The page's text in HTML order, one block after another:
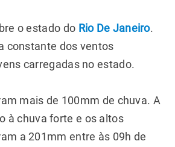
o estado do Rio De Janeiro.
constante dos ventos
carregadas no estado.
mais de 100mm de chuva. A
à chuva forte e os altos
a 201mm entre às 09h de